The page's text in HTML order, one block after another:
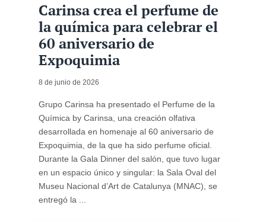
Carinsa crea el perfume de
la química para celebrar el
60 aniversario de
Expoquimia
8 de junio de 2026
Grupo Carinsa ha presentado el Perfume de la
Química by Carinsa, una creación olfativa
desarrollada en homenaje al 60 aniversario de
Expoquimia, de la que ha sido perfume oficial.
Durante la Gala Dinner del salón, que tuvo lugar
en un espacio único y singular: la Sala Oval del
Museu Nacional d’Art de Catalunya (MNAC), se
entregó la ...